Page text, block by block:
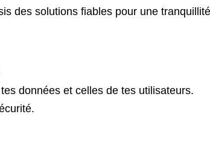
des solutions fiables pour une
données et celles de tes utilisateurs.